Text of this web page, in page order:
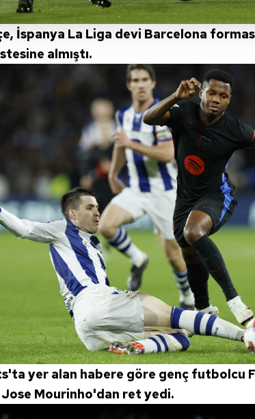
daha iyi bir hizmet sunabilmek için İnternet
vasıtasıyla çeşitli kişisel verileriniz işlenmekte
kullanılmaktadır. Diğer çerezler, sitemizin daha
pazarlama faaliyetlerinin yapılması, amaçlarıyla
ilişkin tercihlerinizi aşağıda yer alan panel
tıklayabilir,
Çerez Bilgilendirme Metnimizi
sayılı Kişisel Verilerin Korunması Kanunu uyarınca
uygun olarak kullanılan çerezlerle ilgili bilgi
İspanya La Liga devi Barcelona
almıştı.
yer alan habere göre genç futbolcu
Mourinho'dan ret yedi.